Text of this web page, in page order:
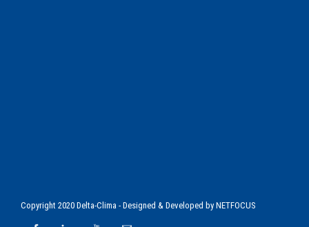
Copyright 2020 Delta-Clima - Designed & Developed by NETFOCUS